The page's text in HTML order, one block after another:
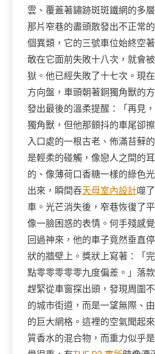
雲、覆蓋著鏽跡斑斑鐵網的多
那片窄巷的盡頭散發出不正常
個異類，它的三號車位始終空
敢在它面前失敗十八次，就會
獄。他已經失敗了十七次。現
方向盤，車頭朝著銅獨角獸的
發出最後的溫柔提醒：「再見
獨角獸，但他那顫抖的車尾卻
入口處的一根古老、佈滿苔蘚
是輕柔的碰觸，像戀人之間的
的、像薄荷口香糖一樣的綠色
出來，瞬間吞天母室內設計噬
車。光芒消失後，窄巷恢復了
像一臉困惑的表情。何手殘感
回過神來，他的車子竟然垂直
狀的牆壁上。獎狀上寫著：「
點零零零零零九度偏差。」落
趕緊從車窗探出頭，發現周圍
的城市街道，而是一望無際、
的巨大網格。這裡的空氣聞起
質香水的混合物，而重力似乎